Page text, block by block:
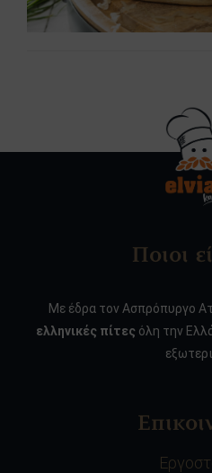
Ποιοι
Με έδρα τον Ασπρόπυργο
ελληνικές πίτες όλη την